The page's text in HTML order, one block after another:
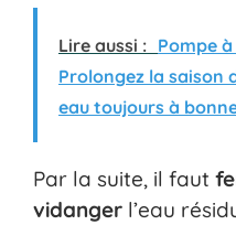
Lire aussi : Pompe
Prolongez la saison
eau toujours à
Par la suite, il faut
vidanger l’eau